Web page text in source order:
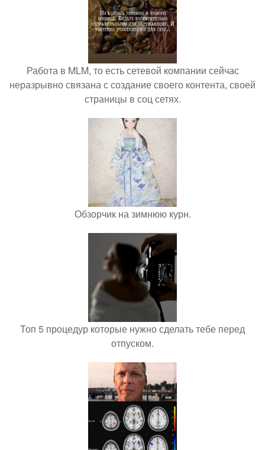
Работа в MLM, то есть сетевой компании сейчас
неразрывно связана с создание своего контента, своей
страницы в соц сетях.
Обзорчик на зимнюю курн.
Топ 5 процедур которые нужно сделать тебе перед
отпуском.